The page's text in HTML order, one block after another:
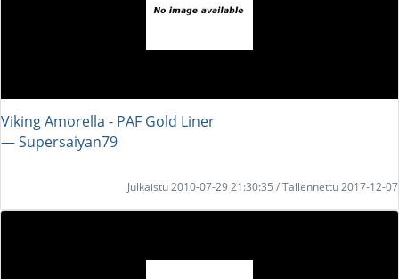
Viking Amorella - PAF Gold Liner
― Supersaiyan79
Julkaistu 2010-07-29 21:30:35 / Tallennettu 2017-12-07